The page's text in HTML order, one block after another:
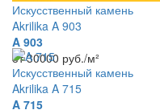
Искусственный камень
Akrilika A 903
A 903
от 30000 руб./м²
Искусственный камень
Akrilika A 715
A 715